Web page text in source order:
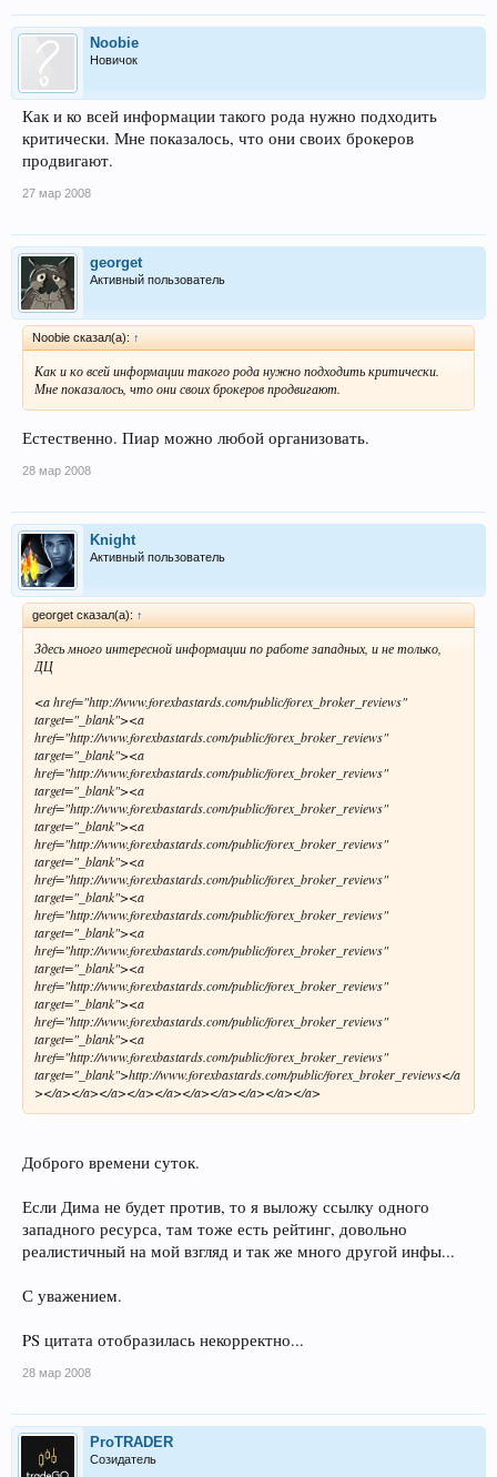
Noobie
Новичок
Как и ко всей информации такого рода нужно подходить
критически. Мне показалось, что они своих брокеров
продвигают.
27 мар 2008
georget
Активный пользователь
Noobie сказал(а): ↑
Как и ко всей информации такого рода нужно подходить критически.
Мне показалось, что они своих брокеров продвигают.
Естественно. Пиар можно любой организовать.
28 мар 2008
Knight
Активный пользователь
georget сказал(а): ↑
Здесь много интересной информации по работе западных, и не только,
ДЦ
<a href="http://www.forexbastards.com/public/forex_broker_reviews"
target="_blank"><a
href="http://www.forexbastards.com/public/forex_broker_reviews"
target="_blank"><a
href="http://www.forexbastards.com/public/forex_broker_reviews"
target="_blank"><a
href="http://www.forexbastards.com/public/forex_broker_reviews"
target="_blank"><a
href="http://www.forexbastards.com/public/forex_broker_reviews"
target="_blank"><a
href="http://www.forexbastards.com/public/forex_broker_reviews"
target="_blank"><a
href="http://www.forexbastards.com/public/forex_broker_reviews"
target="_blank"><a
href="http://www.forexbastards.com/public/forex_broker_reviews"
target="_blank"><a
href="http://www.forexbastards.com/public/forex_broker_reviews"
target="_blank"><a
href="http://www.forexbastards.com/public/forex_broker_reviews"
target="_blank"><a
href="http://www.forexbastards.com/public/forex_broker_reviews"
target="_blank">http://www.forexbastards.com/public/forex_broker_reviews</a
></a></a></a></a></a></a></a></a></a></a>
Доброго времени суток.
Если Дима не будет против, то я выложу ссылку одного
западного ресурса, там тоже есть рейтинг, довольно
реалистичный на мой взгляд и так же много другой инфы...
С уважением.
PS цитата отобразилась некорректно...
28 мар 2008
ProTRADER
Созидатель